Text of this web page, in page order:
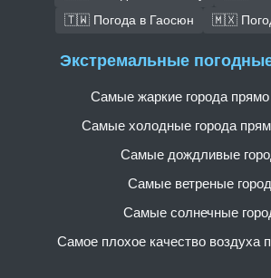
🇹🇼 Погода в Гаосюн
🇲🇽
Экстремальные
Самые жаркие города прямо
Самые холодные города
Самые дождливые
Самые ветреные
Самые солнечные
Самое плохое качество воздуха